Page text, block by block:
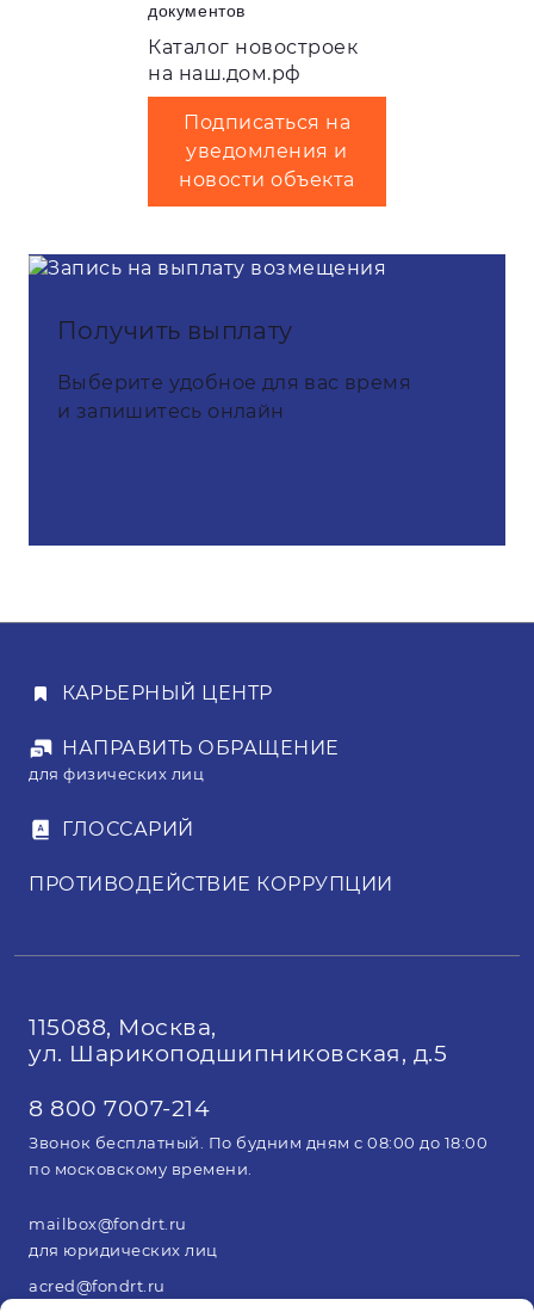
документов
Каталог новостроек
на наш.дом.рф
Подписаться на
уведомления и
новости объекта
Получить выплату
Выберите удобное для вас время
и запишитесь онлайн
КАРЬЕРНЫЙ ЦЕНТР
НАПРАВИТЬ ОБРАЩЕНИЕ
для физических лиц
ГЛОССАРИЙ
ПРОТИВОДЕЙСТВИЕ КОРРУПЦИИ
115088, Москва,
ул. Шарикоподшипниковская, д.5
8 800 7007-214
Звонок бесплатный. По будним дням с 08:00 до 18:00
по московскому времени.
mailbox@fondrt.ru
для юридических лиц
acred@fondrt.ru